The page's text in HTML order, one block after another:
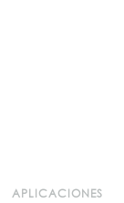
APLICACIONES